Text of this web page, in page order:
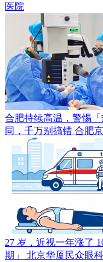
医院
合肥持续高温，警惕
同，千万别搞错 合肥
27 岁，近视一年涨了
期」 北京华厦民众眼